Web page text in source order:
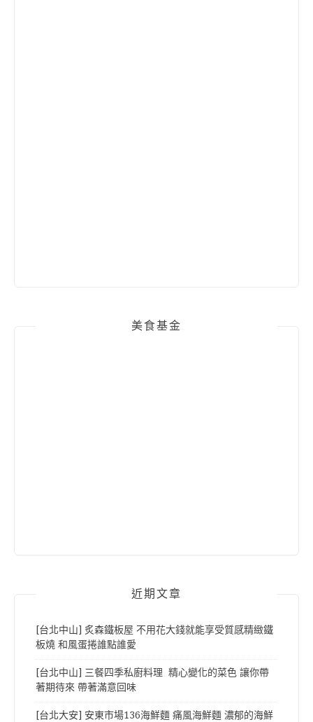
美食基金
近期文章
[台北中山] 炙森鐵板屋 不用花大錢就能享受質感精緻鐵
板燒 和風蛋捲誰點誰愛
[台北中山] 三餐四季私廚料理 精心變化的菜色 讓你帶
著期待來 帶著滿意回味
[台北大安] 安東市場136海鮮麵 痛風海鮮麵 濃郁的海鮮